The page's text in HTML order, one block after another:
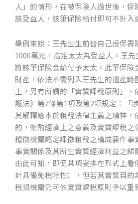
人」的情形，在被保險人過世後，保
該受益人，該筆保險給付即可不計入
舉例來說：王先生生前替自己投保壽
1000萬元，指定太太為受益人。王
將該筆保險金給付予太太。此筆保險
財產，依法不需列入王先生的遺產範
上，另有所謂的「實質課稅原則」
護法》第7條第1項及第2項規定：「
其解釋應本於租稅法律主義之精神，
的，衡酌經濟上之意義及實質課稅之
稽徵機關認定課徵租稅之構成要件事
事實關係及其所生實質經濟利益之歸
由此可知，即便某項安排在形式上看
計具備免稅特性），但若其實質目的
稅捐機關仍可依實質課稅原則予以重